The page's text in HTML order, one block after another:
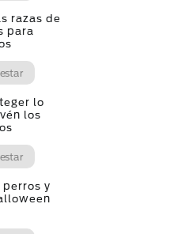
razas de
para
lo
los
perros y